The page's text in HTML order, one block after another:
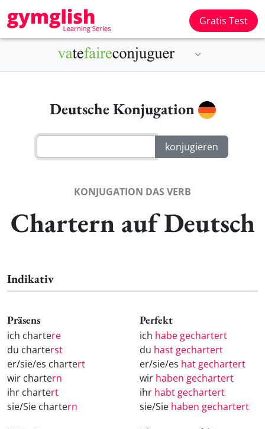
Gratis Test
Deutsche Konjugation
KONJUGATION DAS VERB
Chartern auf Deutsch
Indikativ
Präsens
ich chartere
du charterst
er/sie/es chartert
wir chartern
ihr chartert
sie/Sie chartern
Perfekt
ich habe gechartert
du hast gechartert
er/sie/es hat gechartert
wir haben gechartert
ihr habt gechartert
sie/Sie haben gechartert